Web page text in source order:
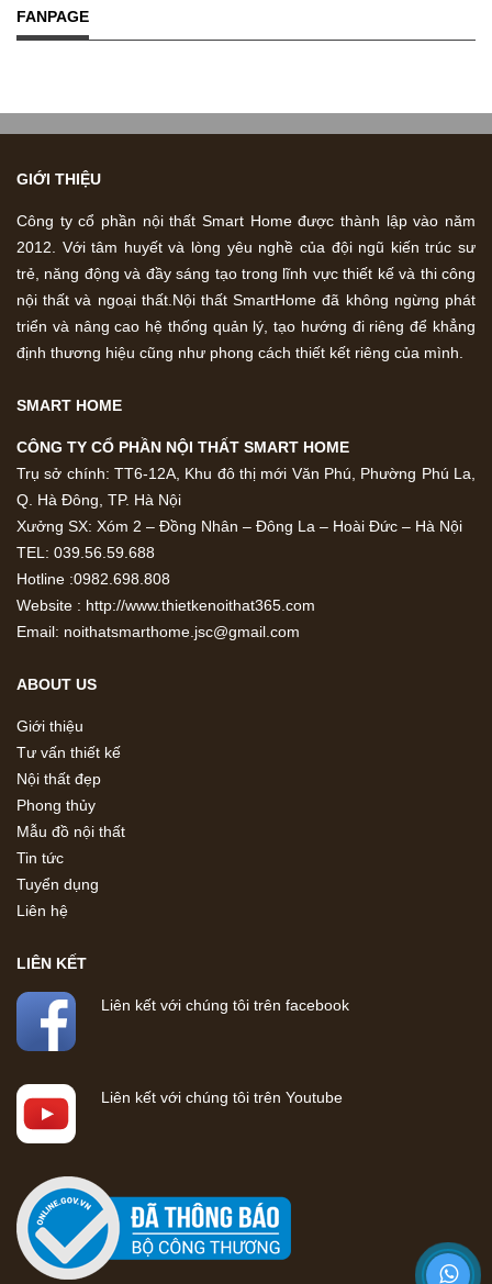
FANPAGE
GIỚI THIỆU
Công ty cổ phần nội thất Smart Home được thành lập vào năm
2012. Với tâm huyết và lòng yêu nghề của đội ngũ kiến trúc sư
trẻ, năng động và đầy sáng tạo trong lĩnh vực thiết kế và thi công
nội thất và ngoại thất.Nội thất SmartHome đã không ngừng phát
triển và nâng cao hệ thống quản lý, tạo hướng đi riêng để khẳng
định thương hiệu cũng như phong cách thiết kết riêng của mình.
SMART HOME
CÔNG TY CỔ PHẦN NỘI THẤT SMART HOME
Trụ sở chính: TT6-12A, Khu đô thị mới Văn Phú, Phường Phú La,
Q. Hà Đông, TP. Hà Nội
Xưởng SX: Xóm 2 – Đồng Nhân – Đông La – Hoài Đức – Hà Nội
TEL: 039.56.59.688
Hotline :0982.698.808
Website : http://www.thietkenoithat365.com
Email: noithatsmarthome.jsc@gmail.com
ABOUT US
Giới thiệu
Tư vấn thiết kế
Nội thất đẹp
Phong thủy
Mẫu đồ nội thất
Tin tức
Tuyển dụng
Liên hệ
LIÊN KẾT
Liên kết với chúng tôi trên facebook
Liên kết với chúng tôi trên Youtube